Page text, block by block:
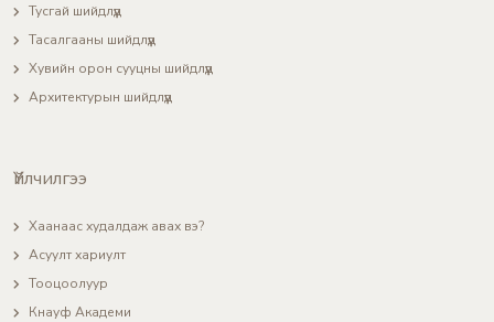
Тусгай шийдлүүд
Тасалгааны шийдлүүд
Хувийн орон сууцны шийдлүүд
Архитектурын шийдлүүд
Үйлчилгээ
Хаанаас худалдаж авах вэ?
Асуулт хариулт
Тооцоолуур
Кнауф Академи